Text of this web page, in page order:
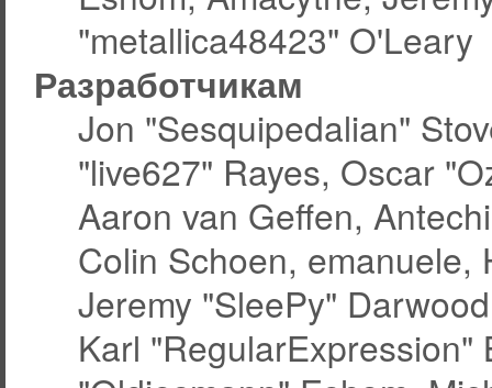
"metallica48423" O'Leary
Разработчикам
Jon "Sesquipedalian"
"live627" Rayes, Oscar
Aaron van Geffen,
Colin Schoen, emanuele,
Jeremy "SleePy"
Karl